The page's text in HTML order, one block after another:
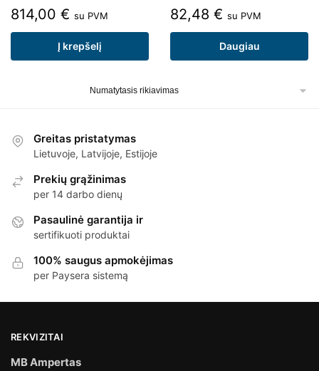
814,00 € su PVM
Į krepšelį
82,48 € su PVM
Daugiau
Greitas pristatymas
Lietuvoje, Latvijoje, Estijoje
Prekių grąžinimas
per 14 darbo dienų
Pasaulinė garantija ir
sertifikuoti produktai
100% saugus apmokėjimas
per Paysera sistemą
REKVIZITAI
MB Ampertas